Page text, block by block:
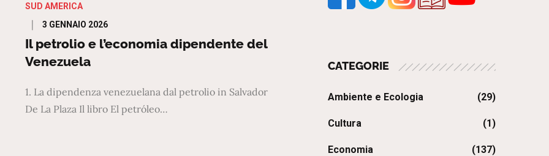
SUD AMERICA
Posted
on
3 GENNAIO 2026
Il petrolio e l’economia dipendente del
Venezuela
1. La dipendenza venezuelana dal petrolio in Salvador
De La Plaza Il libro El petróleo…
CATEGORIE
Ambiente e Ecologia (29)
Cultura (1)
Economia (137)